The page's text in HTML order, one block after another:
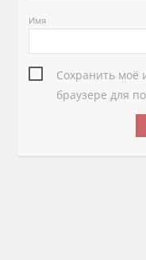
Имя
Сохранить моё
браузере для